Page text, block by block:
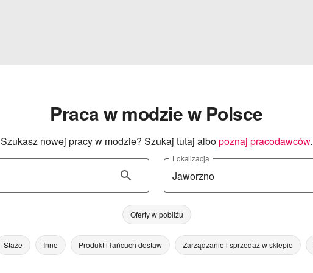
Praca w modzie w Polsce
Szukasz nowej pracy w modzie? Szukaj tutaj albopoznaj pracodawców.
Lokalizacja
Oferty w pobliżu
Staże Inne Produkt i łańcuch dostaw Zarządzanie i sprzedaż w sklepie